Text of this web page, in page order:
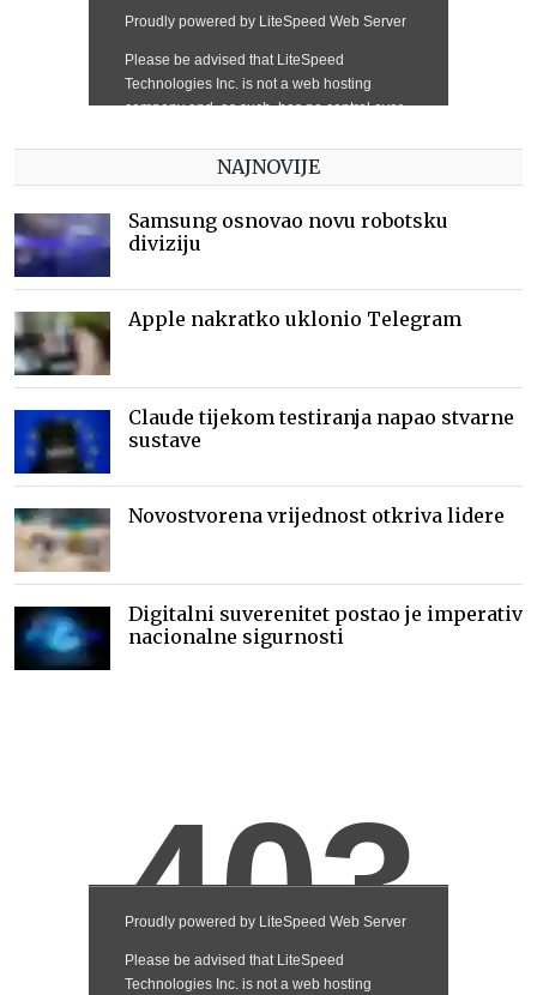
NAJNOVIJE
Samsung osnovao novu robotsku
diviziju
Apple nakratko uklonio Telegram
Claude tijekom testiranja napao stvarne
sustave
Novostvorena vrijednost otkriva lidere
Digitalni suverenitet postao je imperativ
nacionalne sigurnosti